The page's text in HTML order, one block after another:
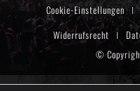
Cookie-Einstellungen
Widerrufsrecht
©